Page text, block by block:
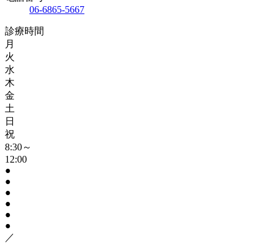
06-6865-5667
診療時間
月
火
水
木
金
土
日
祝
8:30～
12:00
●
●
●
●
●
●
／